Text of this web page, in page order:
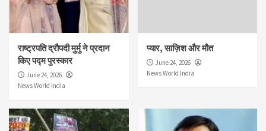
राष्ट्रपति द्रौपदी मुर्मु ने प्रदान
किए पद्म पुरस्कार
June 24, 2026
News World India
प्यार, साज़िश और मौत
June 24, 2026
News World India